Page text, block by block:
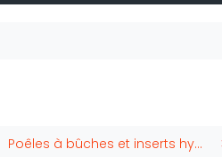
Poêles à bûches et inserts hydros